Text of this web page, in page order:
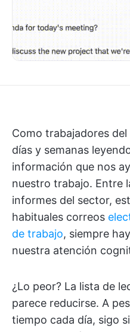
Como trabajadores
días y semanas
información que nos
nuestro trabajo. Entre
informes del sector,
habituales correos
de trabajo, siempre
nuestra atención
¿Lo peor? La lista de
parece reducirse. A
tiempo cada día, sigo